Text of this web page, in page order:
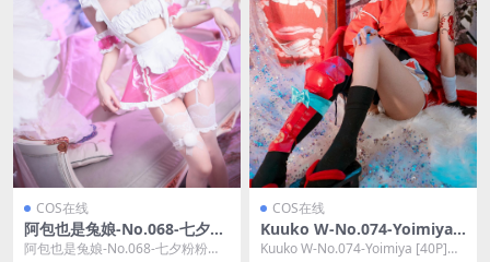
COS在线
阿包也是兔娘-No.068-七夕粉
粉女仆 [49P]
阿包也是兔娘-No.068-七夕粉粉女
COS在线
Kuuko W-No.074-Yoimiya
[40P]
Kuuko W-No.074-Yoimiya [40P]，